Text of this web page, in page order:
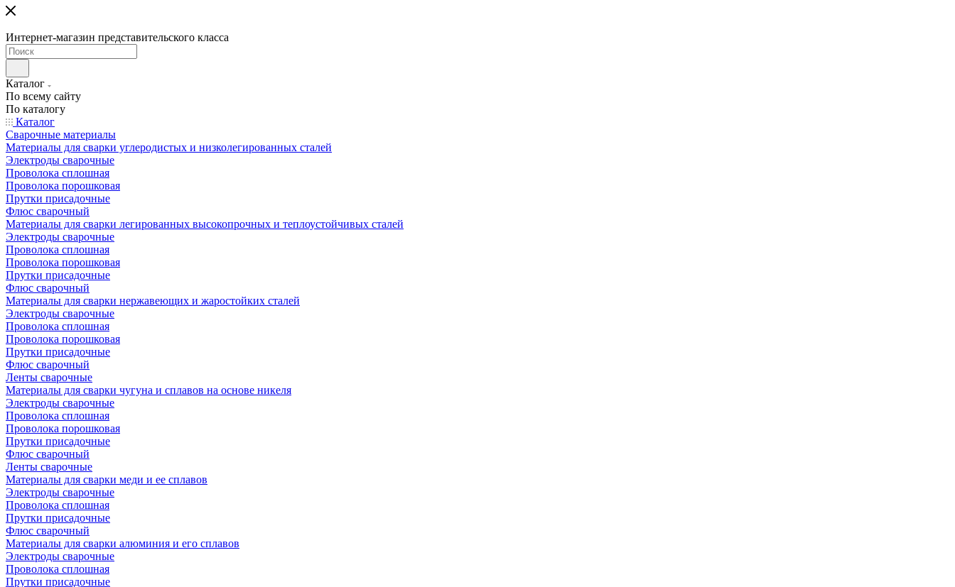
Интернет-магазин представительского класса
Каталог
По всему сайту
По каталогу
Каталог
Сварочные материалы
Материалы для сварки углеродистых и низколегированных сталей
Электроды сварочные
Проволока сплошная
Проволока порошковая
Прутки присадочные
Флюс сварочный
Материалы для сварки легированных высокопрочных и теплоустойчивых сталей
Электроды сварочные
Проволока сплошная
Проволока порошковая
Прутки присадочные
Флюс сварочный
Материалы для сварки нержавеющих и жаростойких сталей
Электроды сварочные
Проволока сплошная
Проволока порошковая
Прутки присадочные
Флюс сварочный
Ленты сварочные
Материалы для сварки чугуна и сплавов на основе никеля
Электроды сварочные
Проволока сплошная
Проволока порошковая
Прутки присадочные
Флюс сварочный
Ленты сварочные
Материалы для сварки меди и ее сплавов
Электроды сварочные
Проволока сплошная
Прутки присадочные
Флюс сварочный
Материалы для сварки алюминия и его сплавов
Электроды сварочные
Проволока сплошная
Прутки присадочные